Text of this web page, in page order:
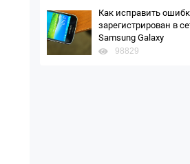
Как исправить
зарегистрирован в
Samsung Galaxy
98829